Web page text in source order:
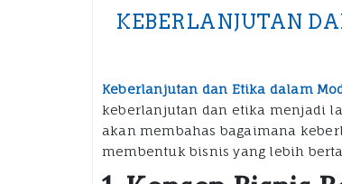
KEBERLANJUTAN
Keberlanjutan dan Etika dalam
keberlanjutan dan etika menjadi
akan membahas bagaimana
membentuk bisnis yang lebih